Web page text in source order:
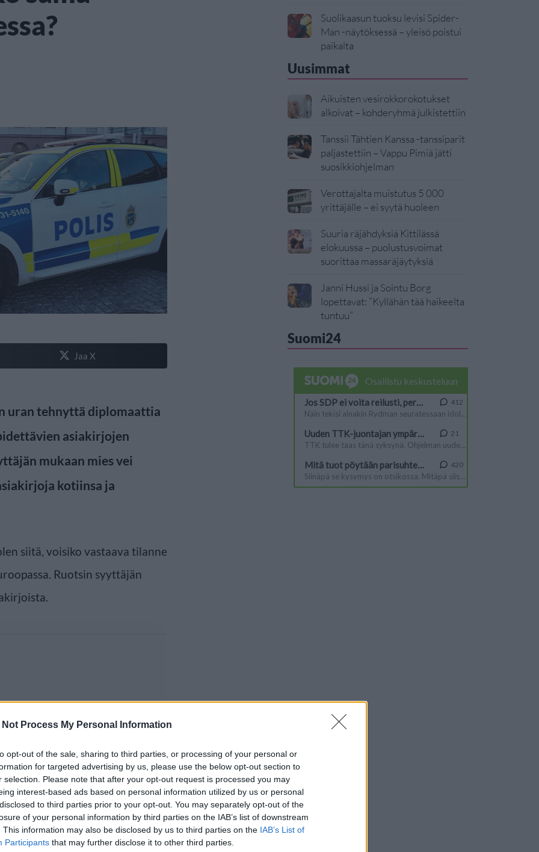
Not Process My Personal Information
opt-out of the sale, sharing to third parties, or processing of your personal or
for targeted advertising by us, please use the below opt-out section to
selection. Please note that after your opt-out request is processed you may
interest-based ads based on personal information utilized by us or personal
to third parties prior to your opt-out. You may separately opt-out of the
of your personal information by third parties on the IAB’s list of downstream
This information may also be disclosed by us to third parties on the IAB’s List of
Participants that may further disclose it to other third parties.
Jaa X
uran tehnyttä diplomaattia
asiakirjojen
mukaan mies vei
kotiinsa ja
siitä, voisiko vastaava tilanne
Ruotsin syyttäjän
Suolikaasun tuoksu levisi Spider-
Man -näytöksessä – yleisö poistui
paikalta
Uusimmat
Aikuisten vesirokkorokotukset
alkoivat – kohderyhmä julkistettiin
Tanssii Tähtien Kanssa -tanssiparit
paljastettiin – Vappu Pimiä jätti
suosikkiohjelman
Verottajalta muistutus 5 000
yrittäjälle – ei syytä huoleen
Suuria räjähdyksiä Kittilässä
elokuussa – puolustusvoimat
suorittaa massaräjäytyksiä
Janni Hussi ja Sointu Borg
lopettavat: ”Kyllähän tää haikeelta
tuntuu”
Suomi24